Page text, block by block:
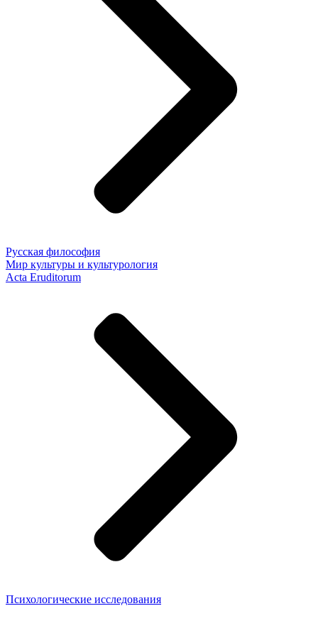
Русская философия
Мир культуры и культурология
Acta Eruditorum
Психологические исследования